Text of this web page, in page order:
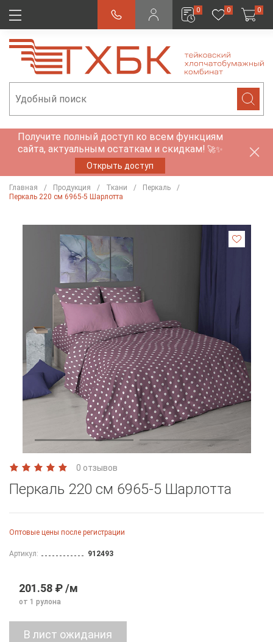
0 0 0
Получите полный доступ ко всем функциям
сайта, актуальным остаткам и скидкам! 🚀✨
Открыть доступ
Главная Продукция Ткани
Перкаль
Перкаль 220 см 6965-5 Шарлотта
0 отзывов
Перкаль 220 см 6965-5 Шарлотта
Оптовые цены после регистрации
Артикул: 912493
201.58 ₽ /м
от 1 рулона